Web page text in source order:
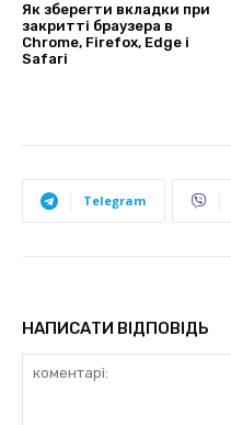
Як зберегти вкладки при
закритті браузера в
Chrome, Firefox, Edge і
Safari
Telegram
НАПИСАТИ ВІДПОВІДЬ